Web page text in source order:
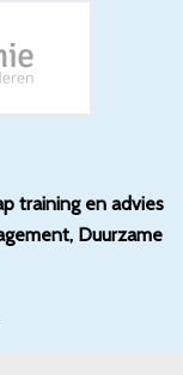
training en advies
Duurzame